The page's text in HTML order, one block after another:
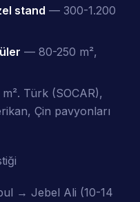
stand — 300-1.200
— 80-250 m²,
Türk (SOCAR),
Çin pavyonları
→ Jebel Ali (10-14